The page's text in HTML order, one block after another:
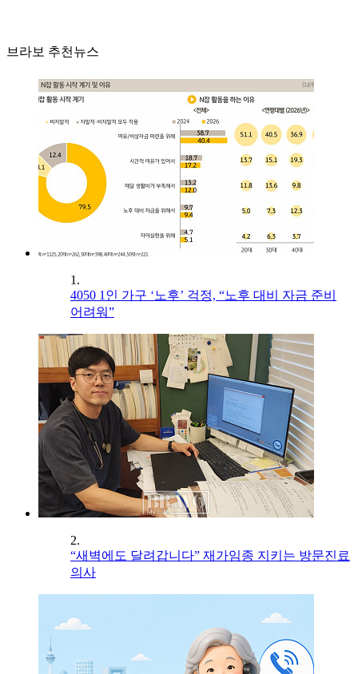
브라보 추천뉴스
1.
4050 1인 가구 ‘노후’ 걱정, “노후 대비 자금 준비
어려워”
2.
“새벽에도 달려갑니다” 재가임종 지키는 방문진료
의사